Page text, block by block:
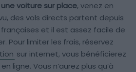
voiture sur place, venez en
des vols directs partent depuis
et il est assez facile de
Pour limiter les frais, réservez
sur internet, vous bénéficierez
ligne. Vous n’aurez plus qu’à